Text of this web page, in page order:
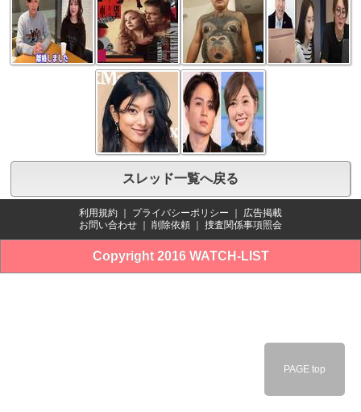
スレッド一覧へ戻る
利用規約 プライバシーポリシー
広告掲載
お問い合わせ
削除依頼 捜査関係事項照会
Copyright 2016 WATCH-LIST
PAGE top